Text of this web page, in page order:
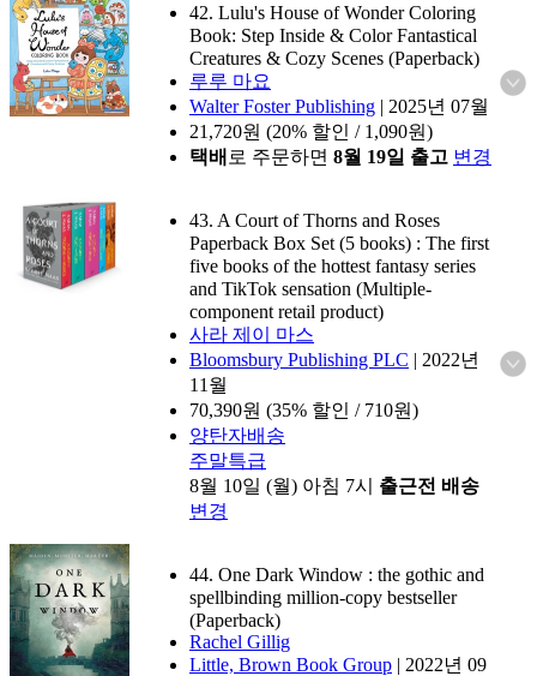
42. Lulu's House of Wonder Coloring
Book: Step Inside & Color Fantastical
Creatures & Cozy Scenes (Paperback)
루루 마요
Walter Foster Publishing | 2025년 07월
21,720원 (20% 할인 / 1,090원)
택배 로 주문하면 8월 19일 출고 변경
43. A Court of Thorns and Roses
Paperback Box Set (5 books) : The first
five books of the hottest fantasy series
and TikTok sensation (Multiple-
component retail product)
사라 제이 마스
Bloomsbury Publishing PLC | 2022년
11월
70,390원 (35% 할인 / 710원)
양탄자배송
주말특급
8월 10일 (월) 아침 7시 출근전 배송
변경
44. One Dark Window : the gothic and
spellbinding million-copy bestseller
(Paperback)
Rachel Gillig
Little, Brown Book Group | 2022년 09